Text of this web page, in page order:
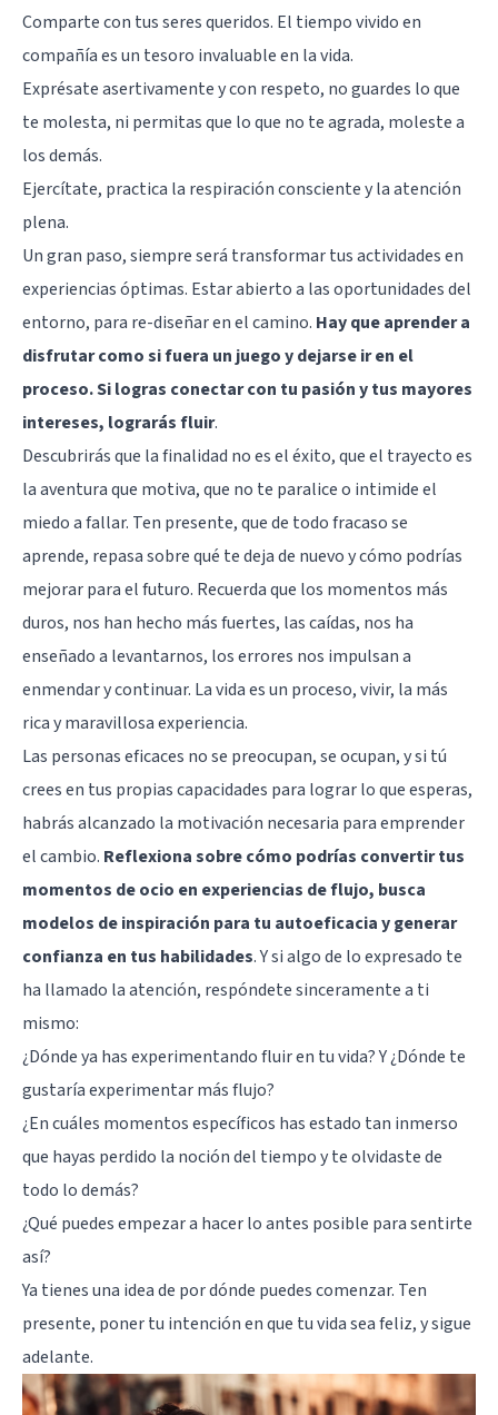
Comparte con tus seres queridos. El tiempo vivido en
compañía es un tesoro invaluable en la vida.
Exprésate asertivamente y con respeto, no guardes lo que
te molesta, ni permitas que lo que no te agrada, moleste a
los demás.
Ejercítate, practica la respiración consciente y la atención
plena.
Un gran paso, siempre será transformar tus actividades en
experiencias óptimas. Estar abierto a las oportunidades del
entorno, para re-diseñar en el camino. Hay que aprender a
disfrutar como si fuera un juego y dejarse ir en el
proceso. Si logras conectar con tu pasión y tus mayores
intereses, lograrás fluir.
Descubrirás que la finalidad no es el éxito, que el trayecto es
la aventura que motiva, que no te paralice o intimide el
miedo a fallar. Ten presente, que de todo fracaso se
aprende, repasa sobre qué te deja de nuevo y cómo podrías
mejorar para el futuro. Recuerda que los momentos más
duros, nos han hecho más fuertes, las caídas, nos ha
enseñado a levantarnos, los errores nos impulsan a
enmendar y continuar. La vida es un proceso, vivir, la más
rica y maravillosa experiencia.
Las personas eficaces no se preocupan, se ocupan, y si tú
crees en tus propias capacidades para lograr lo que esperas,
habrás alcanzado la motivación necesaria para emprender
el cambio. Reflexiona sobre cómo podrías convertir tus
momentos de ocio en experiencias de flujo, busca
modelos de inspiración para tu autoeficacia y generar
confianza en tus habilidades. Y si algo de lo expresado te
ha llamado la atención, respóndete sinceramente a ti
mismo:
¿Dónde ya has experimentando fluir en tu vida? Y ¿Dónde te
gustaría experimentar más flujo?
¿En cuáles momentos específicos has estado tan inmerso
que hayas perdido la noción del tiempo y te olvidaste de
todo lo demás?
¿Qué puedes empezar a hacer lo antes posible para sentirte
así?
Ya tienes una idea de por dónde puedes comenzar. Ten
presente, poner tu intención en que tu vida sea feliz, y sigue
adelante.